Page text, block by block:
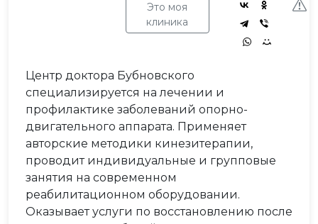
Это моя
клиника
Центр доктора Бубновского
специализируется на лечении и
профилактике заболеваний опорно-
двигательного аппарата. Применяет
авторские методики кинезитерапии,
проводит индивидуальные и групповые
занятия на современном
реабилитационном оборудовании.
Оказывает услуги по восстановлению после